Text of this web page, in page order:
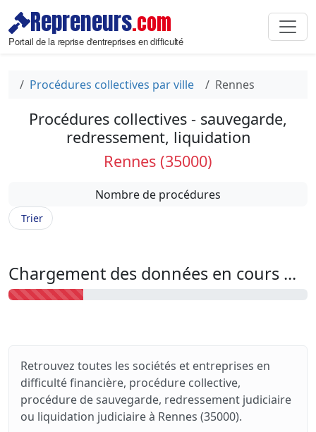
Repreneurs.com
Portail de la reprise d'entreprises en difficulté
Procédures collectives par ville Rennes
Procédures collectives - sauvegarde,
redressement, liquidation
Rennes (35000)
Nombre de procédures
Trier
Chargement des données en cours ...
Retrouvez toutes les sociétés et entreprises en
difficulté financière, procédure collective,
procédure de sauvegarde, redressement judiciaire
ou liquidation judiciaire à Rennes (35000).